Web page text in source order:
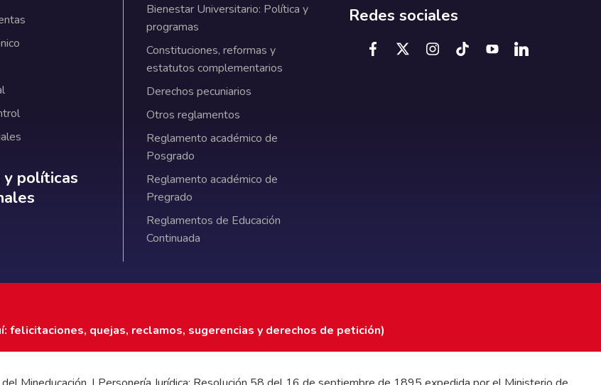
y políticas institucionales
políticas
Bienestar Universitario: Política y
programas
Constituciones, reformas y
estatutos complementarios
Derechos pecuniarios
Otros reglamentos
Reglamento académico de
Posgrado
Reglamento académico de
Pregrado
Reglamentos de Educación
Continuada
Redes sociales
felicitaciones, quejas, reclamos, sugerencias y derechos de petición)